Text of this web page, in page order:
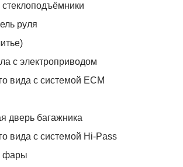
стеклоподъёмники
руля
с электроприводом
вида с системой ЕСМ
дверь багажника
вида с системой Hi-Pass
фары